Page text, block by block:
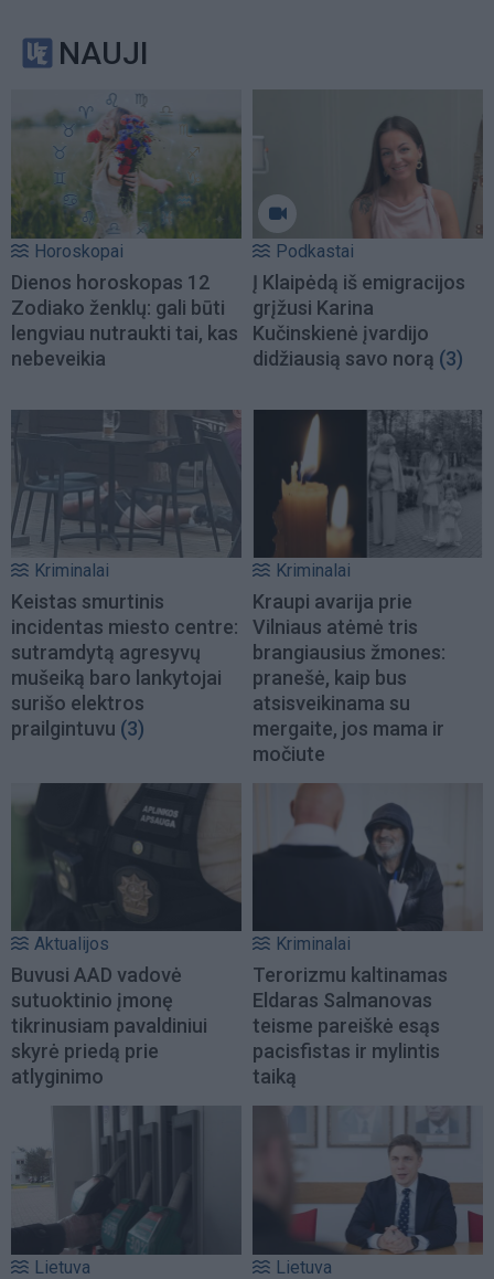
NAUJI
Horoskopai
Dienos horoskopas 12
Zodiako ženklų: gali būti
lengviau nutraukti tai, kas
nebeveikia
Podkastai
Į Klaipėdą iš emigracijos
grįžusi Karina
Kučinskienė įvardijo
didžiausią savo norą (3)
Kriminalai
Keistas smurtinis
incidentas miesto centre:
sutramdytą agresyvų
mušeiką baro lankytojai
surišo elektros
prailgintuvu (3)
Kriminalai
Kraupi avarija prie
Vilniaus atėmė tris
brangiausius žmones:
pranešė, kaip bus
atsisveikinama su
mergaite, jos mama ir
močiute
Aktualijos
Buvusi AAD vadovė
sutuoktinio įmonę
tikrinusiam pavaldiniui
skyrė priedą prie
atlyginimo
Kriminalai
Terorizmu kaltinamas
Eldaras Salmanovas
teisme pareiškė esąs
pacisfistas ir mylintis
taiką
Lietuva Lietuva